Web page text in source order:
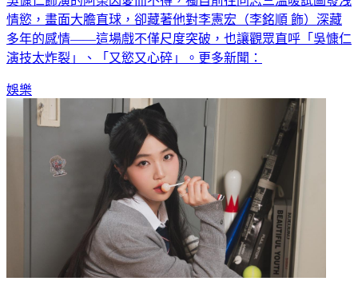
情慾，畫面大膽直球，卻藏著他對李憲宏（李銘順 飾）深藏
多年的感情——這場戲不僅尺度突破，也讓觀眾直呼「吳慷仁
演技太炸裂」、「又慾又心碎」。更多新聞：
娛樂